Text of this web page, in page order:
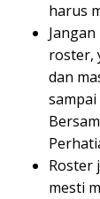
harus
roster,
dan
Roster
mesti